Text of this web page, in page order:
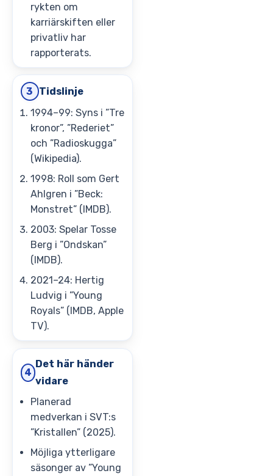
rykten om
karriärskiften eller
privatliv har
rapporterats.
3
Tidslinje
1994–99: Syns i ”Tre
kronor”, ”Rederiet”
och ”Radioskugga”
(Wikipedia).
1998: Roll som Gert
Ahlgren i ”Beck:
Monstret” (IMDB).
2003: Spelar Tosse
Berg i ”Ondskan”
(IMDB).
2021–24: Hertig
Ludvig i ”Young
Royals” (IMDB, Apple
TV).
4
Det här händer
vidare
Planerad
medverkan i SVT:s
”Kristallen” (2025).
Möjliga ytterligare
säsonger av ”Young